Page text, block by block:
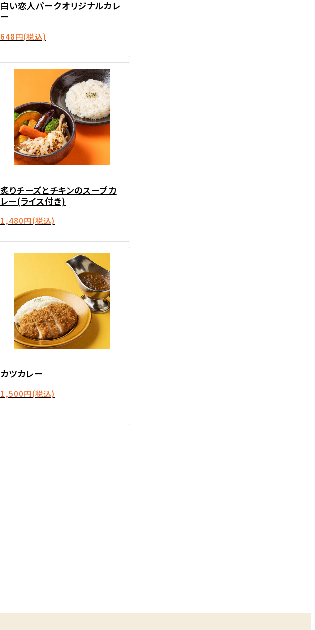
白い恋人パークオリジナルカレ
ー
648円(税込)
炙りチーズとチキンのスープカ
レー(ライス付き)
1,480円(税込)
カツカレー
1,500円(税込)